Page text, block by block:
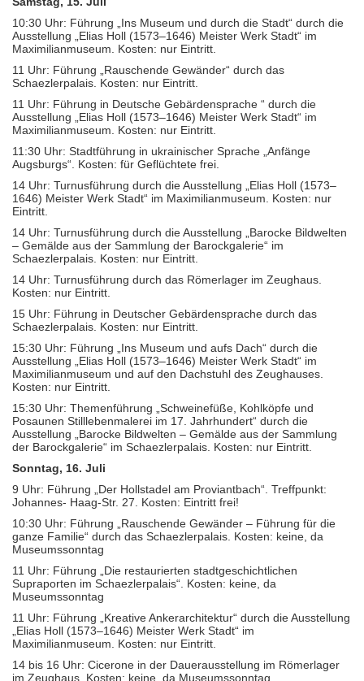
10:30 Uhr: Führung „Ins Museum und durch die Stadt“ durch die
Ausstellung „Elias Holl (1573–1646) Meister Werk Stadt“ im
Maximilianmuseum. Kosten: nur Eintritt.
11 Uhr: Führung „Rauschende Gewänder“ durch das
Schaezlerpalais. Kosten: nur Eintritt.
11 Uhr: Führung in Deutsche Gebärdensprache “ durch die
Ausstellung „Elias Holl (1573–1646) Meister Werk Stadt“ im
Maximilianmuseum. Kosten: nur Eintritt.
11:30 Uhr: Stadtführung in ukrainischer Sprache „Anfänge
Augsburgs“. Kosten: für Geflüchtete frei.
14 Uhr: Turnusführung durch die Ausstellung „Elias Holl (1573–
1646) Meister Werk Stadt“ im Maximilianmuseum. Kosten: nur
Eintritt.
14 Uhr: Turnusführung durch die Ausstellung „Barocke Bildwelten
– Gemälde aus der Sammlung der Barockgalerie“ im
Schaezlerpalais. Kosten: nur Eintritt.
14 Uhr: Turnusführung durch das Römerlager im Zeughaus.
Kosten: nur Eintritt.
15 Uhr: Führung in Deutscher Gebärdensprache durch das
Schaezlerpalais. Kosten: nur Eintritt.
15:30 Uhr: Führung „Ins Museum und aufs Dach“ durch die
Ausstellung „Elias Holl (1573–1646) Meister Werk Stadt“ im
Maximilianmuseum und auf den Dachstuhl des Zeughauses.
Kosten: nur Eintritt.
15:30 Uhr: Themenführung „Schweinefüße, Kohlköpfe und
Posaunen Stilllebenmalerei im 17. Jahrhundert“ durch die
Ausstellung „Barocke Bildwelten – Gemälde aus der Sammlung
der Barockgalerie“ im Schaezlerpalais. Kosten: nur Eintritt.
Sonntag, 16. Juli
9 Uhr: Führung „Der Hollstadel am Proviantbach“. Treffpunkt:
Johannes- Haag-Str. 27. Kosten: Eintritt frei!
10:30 Uhr: Führung „Rauschende Gewänder – Führung für die
ganze Familie“ durch das Schaezlerpalais. Kosten: keine, da
Museumssonntag
11 Uhr: Führung „Die restaurierten stadtgeschichtlichen
Supraporten im Schaezlerpalais“. Kosten: keine, da
Museumssonntag
11 Uhr: Führung „Kreative Ankerarchitektur“ durch die Ausstellung
„Elias Holl (1573–1646) Meister Werk Stadt“ im
Maximilianmuseum. Kosten: nur Eintritt.
14 bis 16 Uhr: Cicerone in der Dauerausstellung im Römerlager
im Zeughaus. Kosten: keine, da Museumssonntag.